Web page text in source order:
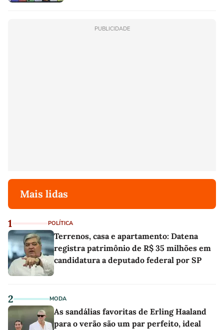
PUBLICIDADE
Mais lidas
1 POLÍTICA
Terrenos, casa e apartamento: Datena
registra patrimônio de R$ 35 milhões em
candidatura a deputado federal por SP
2 MODA
As sandálias favoritas de Erling Haaland
para o verão são um par perfeito, ideal